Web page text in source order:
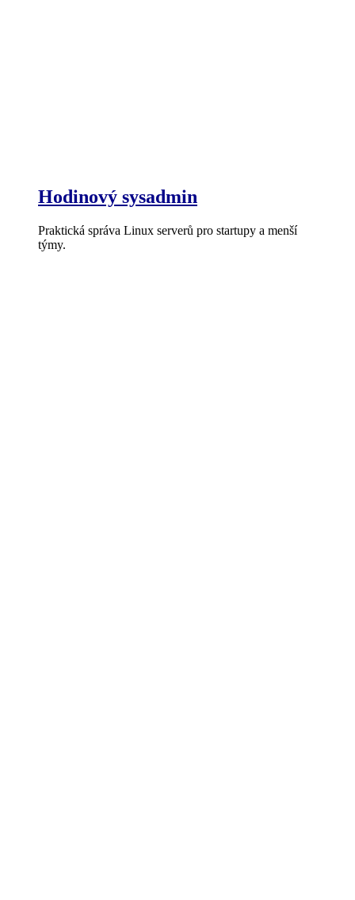
Hodinový sysadmin
Praktická správa Linux serverů pro startupy a menší
týmy.